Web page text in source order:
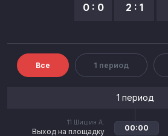
0 : 0 2 : 1
Все 1 период
1 период
11 Шишин А.
Выход на площадку 00:00